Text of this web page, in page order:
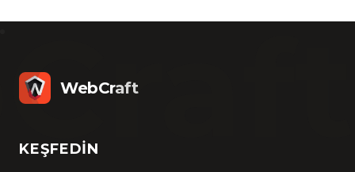
WebCraft
KEŞFEDIN